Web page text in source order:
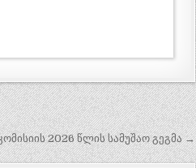
2026 წლის სამუშაო გეგმა →